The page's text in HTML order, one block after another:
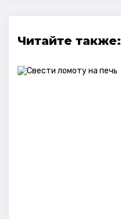
Читайте также: